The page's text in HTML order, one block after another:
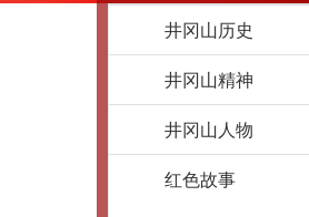
井冈山历史
井冈山精神
井冈山人物
红色故事